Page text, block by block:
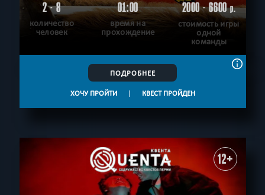
2 - 8
количество
человек
01:00
время на
прохождение
2000 - 6600р.
стоимость игры
одной
команды
ПОДРОБНЕЕ
ХОЧУ ПРОЙТИ | КВЕСТ ПРОЙДЕН
12+